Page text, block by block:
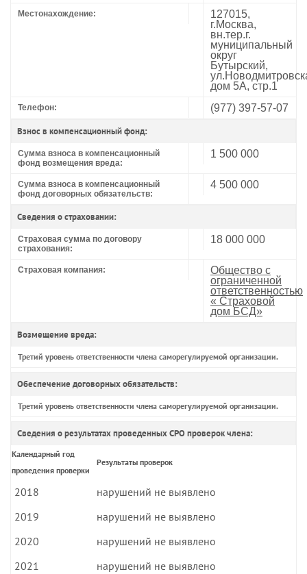
Местонахождение:
127015,
г.Москва,
вн.тер.г.
муниципальный
округ
Бутырский,
дом 5А, стр.1
Телефон:
(977) 397-57-07
Взнос в компенсационный фонд:
Сумма взноса в компенсационный
фонд возмещения вреда:
1 500 000
Сумма взноса в компенсационный
фонд договорных обязательств:
4 500 000
Сведения о страховании:
Страховая сумма по договору
страхования:
18 000 000
Страховая компания:
Общество с
ограниченной
ответственностью
« Страховой
дом БСД»
Возмещение вреда:
Третий уровень ответственности члена саморегулируемой организации.
Обеспечение договорных обязательств:
Третий уровень ответственности члена саморегулируемой организации.
Сведения о результатах проведенных СРО проверок члена:
Календарный год
проведения проверки
Результаты проверок
2018
нарушений не выявлено
2019
нарушений не выявлено
2020
нарушений не выявлено
2021
нарушений не выявлено